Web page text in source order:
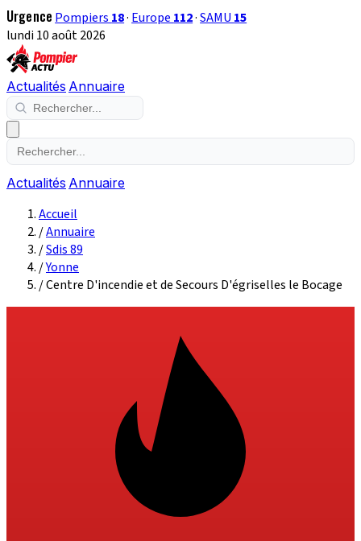
Urgence Pompiers 18· Europe 112·SAMU 15
lundi 10 août 2026
Actualités Annuaire
Actualités Annuaire
Accueil
/Annuaire
/Sdis 89
/Yonne
/Centre D'incendie et de Secours D'égriselles le Bocage